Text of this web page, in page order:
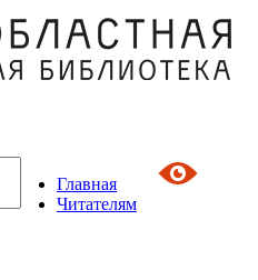
Главная
Читателям